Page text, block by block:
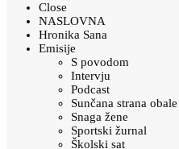
Close
NASLOVNA
Hronika Sana
Emisije
S povodom
Intervju
Podcast
Sunčana strana obale
Snaga žene
Sportski žurnal
Školski sat